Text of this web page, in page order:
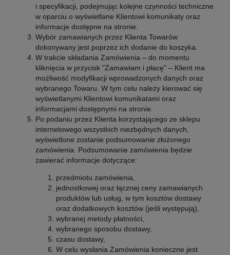
i specyfikacji, podejmując kolejne czynności techniczne
w oparciu o wyświetlane Klientowi komunikaty oraz
informacje dostępne na stronie.
Wybór zamawianych przez Klienta Towarów
dokonywany jest poprzez ich dodanie do koszyka.
W trakcie składania Zamówienia – do momentu
kliknięcia w przycisk "Zamawiam i płacę" – Klient ma
możliwość modyfikacji wprowadzonych danych oraz
wybranego Towaru. W tym celu należy kierować się
wyświetlanymi Klientowi komunikatami oraz
informacjami dostępnymi na stronie.
Po podaniu przez Klienta korzystającego ze sklepu
internetowego wszystkich niezbędnych danych,
wyświetlone zostanie podsumowanie złożonego
zamówienia. Podsumowanie zamówienia będzie
zawierać informacje dotyczące:
przedmiotu zamówienia,
jednostkowej oraz łącznej ceny zamawianych
produktów lub usług, w tym kosztów dostawy
oraz dodatkowych kosztów (jeśli występują),
wybranej metody płatności,
wybranego sposobu dostawy,
czasu dostawy,
W celu wysłania Zamówienia konieczne jest